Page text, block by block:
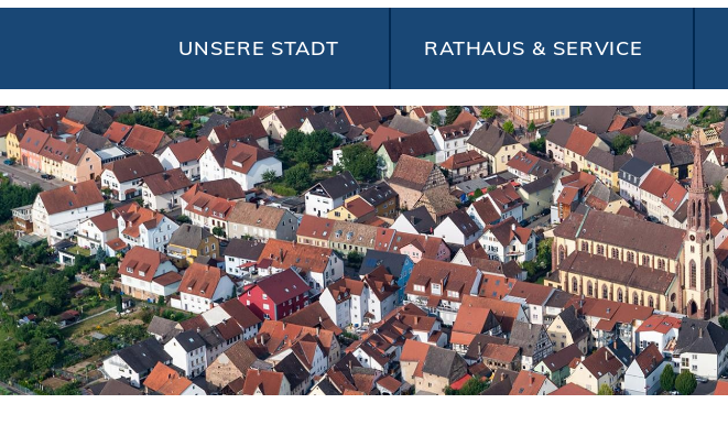
UNSERE STADT RATHAUS & SERVICE